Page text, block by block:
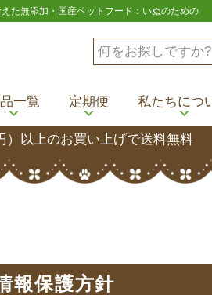
えた無添加・国産ペットフード：いぬのための
一覧 定期便 私たちにつ
）以上のお買い上げで送料無料
報保護方針